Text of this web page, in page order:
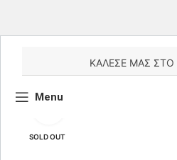
ΚΑΛΕΣΕ ΜΑΣ ΣΤΟ
Menu
SOLD OUT